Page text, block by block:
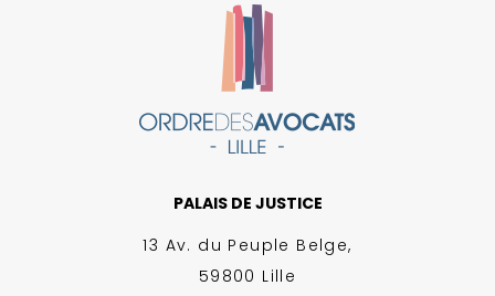
PALAIS DE JUSTICE
13 Av. du Peuple Belge,
59800 Lille